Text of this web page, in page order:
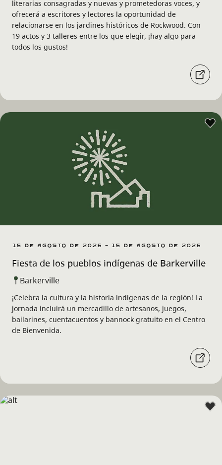
literarias consagradas y nuevas y prometedoras voces, y
ofrecerá a escritores y lectores la oportunidad de
relacionarse en los jardines históricos de Rockwood. Con
19 actos y 3 talleres entre los que elegir, ¡hay algo para
todos los gustos!
15 de agosto de 2026 - 15 de agosto de 2026
Fiesta de los pueblos indígenas de Barkerville
Barkerville
¡Celebra la cultura y la historia indígenas de la región! La
jornada incluirá un mercadillo de artesanos, juegos,
bailarines, cuentacuentos y bannock gratuito en el Centro
de Bienvenida.